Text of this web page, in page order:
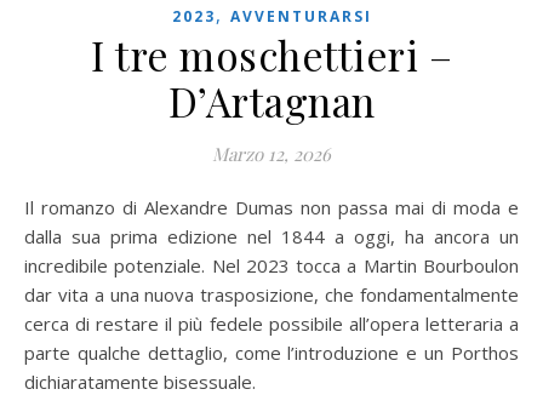
2023, AVVENTURARSI
I tre moschettieri –
D’Artagnan
Marzo 12, 2026
Il romanzo di Alexandre Dumas non passa mai di moda e
dalla sua prima edizione nel 1844 a oggi, ha ancora un
incredibile potenziale. Nel 2023 tocca a Martin Bourboulon
dar vita a una nuova trasposizione, che fondamentalmente
cerca di restare il più fedele possibile all’opera letteraria a
parte qualche dettaglio, come l’introduzione e un Porthos
dichiaratamente bisessuale.